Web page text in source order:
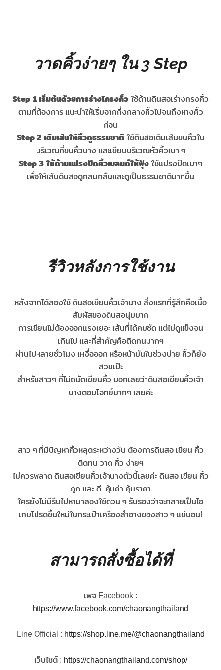
วาดคิ้วง่ายๆ ใน 3 Step
Step 1 เริ่มต้นด้วยการร่างโครงคิ้ว ใช้ด้านดินสอเร่างทรงคิ้ว
ตามที่ต้องการ แนะนำให้เริ่มจากกึ่งกลางคิ้วไปจนถึงหางคิ้ว
ก่อน
Step 2 เติมเส้นให้คิ้วดูธรรมชาติ ใช้ดินสอเติมเส้นขนคิ้วใน
บริเวณที่ขนคิ้วบาง และเขียนบริเวณหัวคิ้วเบา ๆ
Step 3 ใช้ด้านแปรงปัดคิ้วเบลนด์ให้ฟุ้ง ใช้แปรงปัดเบาๆ
เพื่อให้เส้นดินสอดูกลมกลืนและดูเป็นธรรมชาติมากขึ้น
รีวิวหลังการใช้งาน
หลังจากได้ลองใช้ ดินสอเขียนคิ้วเจ้านาง สิ่งแรกที่รู้สึกคือเนื้อ
สัมผัสของดินสอนุ่มมาก
การเขียนไม่ต้องออกแรงเยอะ เส้นที่ได้คมชัด แต่ไม่ดูแข็งจน
เกินไป และที่สำคัญคือติดทนมากๆ
ผ่านไปหลายชั่วโมง เหงื่อออก หรือหน้ามันในช่วงบ่าย คิ้วก็ยัง
สวยเป๊ะ
สำหรับสาวๆ ที่ไม่ถนัดเขียนคิ้ว บอกเลยว่าดินสอเขียนคิ้วเจ้า
นางตอบโจทย์มากๆ เลยค่ะ
สาว ๆ ที่มีปัญหาคิ้วหลุดระหว่างวัน ต้องการดินสอ เขียน คิ้ว
ติดทน วาด คิ้ว ง่ายๆ
ไม่ควรพลาด ดินสอเขียนคิ้วเจ้านางตัวนี้เลยค่ะ ดินสอ เขียน คิ้ว
ถูก และ ดี คุ้มค่า คุ้มราคา
ใครยังไม่มีรีบไปหามาลองใช้ด่วน ๆ รับรองว่าจะกลายเป็นไอ
เทมโปรดชิ้นใหม่ในกระเป๋าเครื่องสำอางของสาว ๆ แน่นอน!
สามารถสั่งซื้อได้ที่
เพจ Facebook :
https://www.facebook.com/chaonangthailand
Line Official : https://shop.line.me/@chaonangthailand
เว็บไซต์ : https://chaonangthailand.com/shop/